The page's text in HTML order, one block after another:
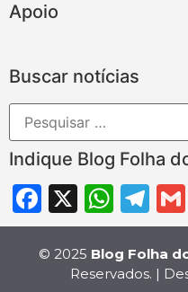
Apoio
Buscar notícias
Indique Blog Folha
Facebook
X
© 2025 Blog Folha
Reservados. |